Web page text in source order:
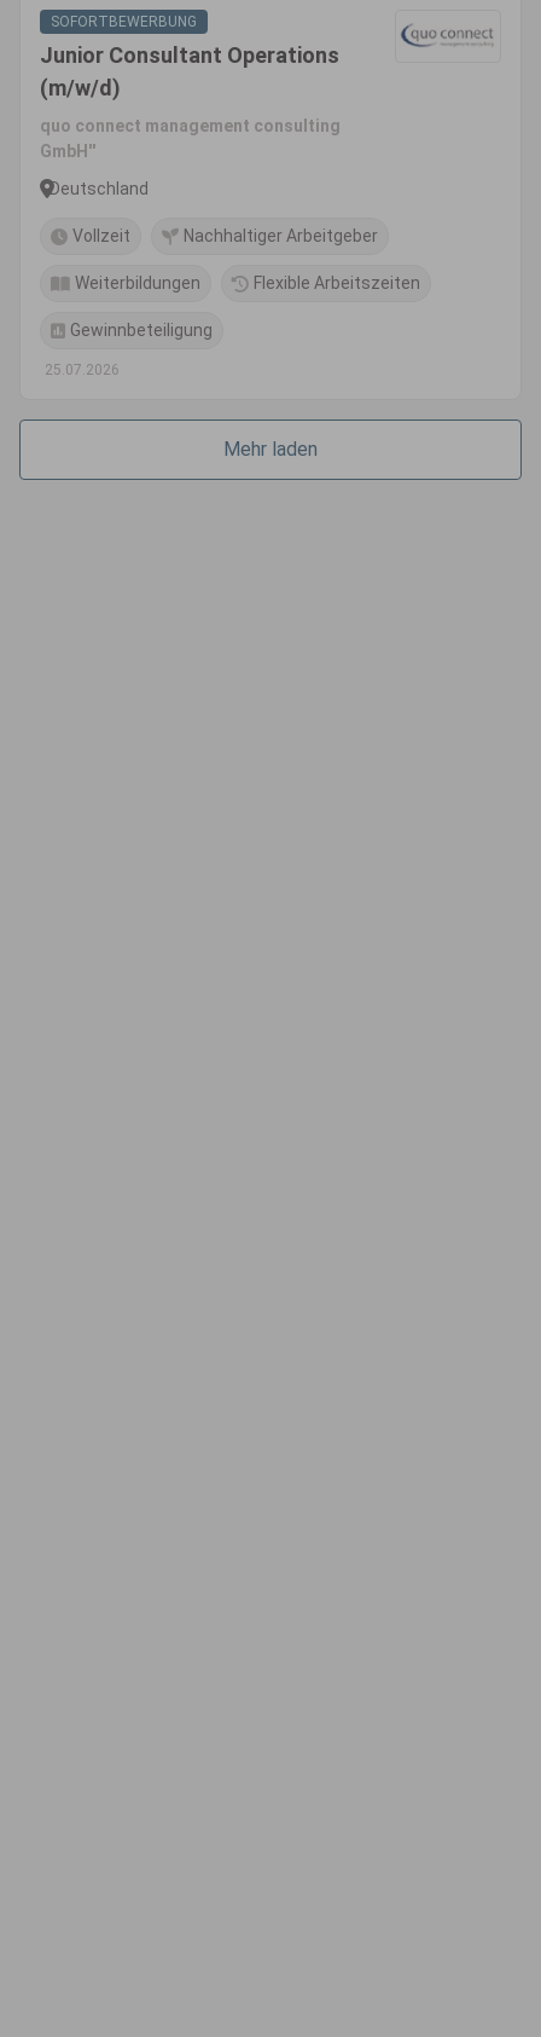
SOFORTBEWERBUNG
Junior Consultant Operations
(m/w/d)
quo connect management consulting
GmbH''
Deutschland
Vollzeit Nachhaltiger Arbeitgeber
Weiterbildungen Flexible Arbeitszeiten
Gewinnbeteiligung
25.07.2026
Mehr laden